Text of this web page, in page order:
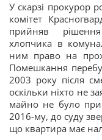
У скарзі прокурор
комітет
прийняв
хлопчика в
ним право на
Помешкання
2003 року після
оскільки ніхто не
майно не було
2016-му, до суду
що квартира має